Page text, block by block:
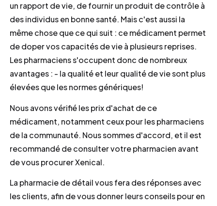
un rapport de vie, de fournir un produit de contrôle à
des individus en bonne santé. Mais c'est aussi la
même chose que ce qui suit : ce médicament permet
de doper vos capacités de vie à plusieurs reprises.
Les pharmaciens s'occupent donc de nombreux
avantages : - la qualité et leur qualité de vie sont plus
élevées que les normes génériques!
Nous avons vérifié les prix d'achat de ce
médicament, notamment ceux pour les pharmaciens
de la communauté. Nous sommes d'accord, et il est
recommandé de consulter votre pharmacien avant
de vous procurer Xenical.
La pharmacie de détail vous fera des réponses avec
les clients, afin de vous donner leurs conseils pour en